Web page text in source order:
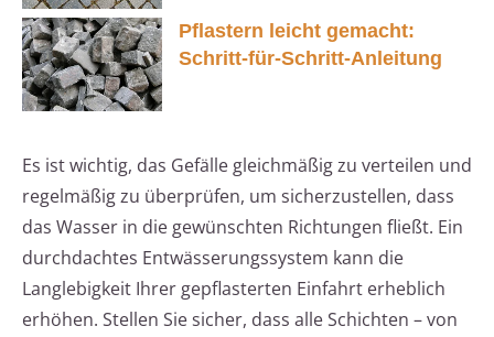
Pflastern leicht gemacht:
Schritt-für-Schritt-Anleitung
Es ist wichtig, das Gefälle gleichmäßig zu verteilen und
regelmäßig zu überprüfen, um sicherzustellen, dass
das Wasser in die gewünschten Richtungen fließt. Ein
durchdachtes Entwässerungssystem kann die
Langlebigkeit Ihrer gepflasterten Einfahrt erheblich
erhöhen. Stellen Sie sicher, dass alle Schichten – von